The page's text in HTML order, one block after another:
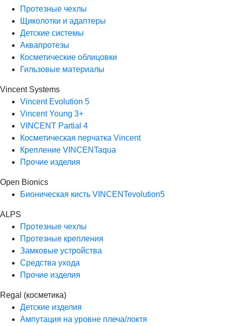
Протезные чехлы
Щиколотки и адаптеры
Детские системы
Аквапротезы
Косметические облицовки
Гильзовые материалы
Vincent Systems
Vincent Evolution 5
Vincent Young 3+
VINCENT Partial 4
Косметическая перчатка Vincent
Крепление VINCENTaqua
Прочие изделия
Open Bionics
Бионическая кисть VINCENTevolution5
ALPS
Протезные чехлы
Протезные крепления
Замковые устройства
Средства ухода
Прочие изделия
Regal (косметика)
Детские изделия
Ампутация на уровне плеча/локтя